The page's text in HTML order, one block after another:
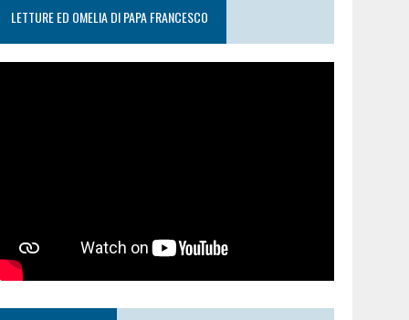
LETTURE ED OMELIA DI PAPA FRANCESCO